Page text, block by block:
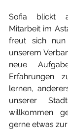
Sofia blickt
Mitarbeit im
freut sich
unserem
neue
Erfahrungen
lernen,
unserer
willkommen
gerne etwas